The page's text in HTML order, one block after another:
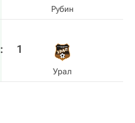
Рубин
: 1
Урал